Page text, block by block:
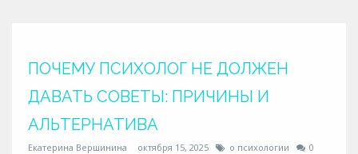
ПОЧЕМУ ПСИХОЛОГ НЕ ДОЛЖЕН
ДАВАТЬ СОВЕТЫ: ПРИЧИНЫ И
АЛЬТЕРНАТИВА
Екатерина Вершинина октября 15, 2025 о психологии
0